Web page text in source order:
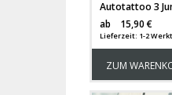
ab
15,90 €
Lieferzeit: 1-2
ZUM